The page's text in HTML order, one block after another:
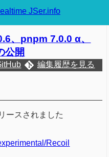
JSer.info
、pnpm 7.0.0 α、
公開
編集履歴を見る
ースされました
Recoil